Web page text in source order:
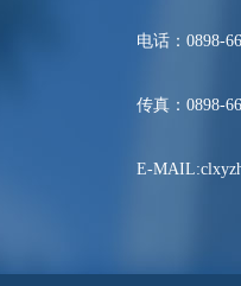
电话：0898-
传真：0898-
E-